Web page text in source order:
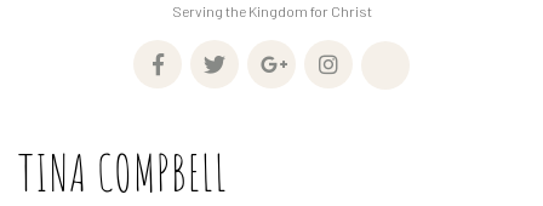
Serving the Kingdom for Christ
TINA COMPBELL